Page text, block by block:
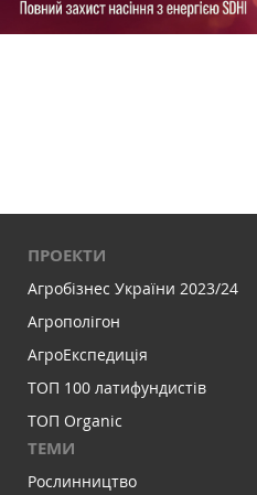
ПРОЕКТИ
Агробізнес України 2023/24
Агрополігон
АгроЕкспедиція
ТОП 100 латифундистів
ТОП Organic
ТЕМИ
Рослинництво